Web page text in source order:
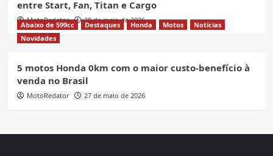
entre Start, Fan, Titan e Cargo
MotoRedator 28 de maio de 2026
Abaixo de 599cc Destaques Honda Motos
Notícias
Novidades
5 motos Honda 0km com o maior custo-benefício à
venda no Brasil
MotoRedator 27 de maio de 2026